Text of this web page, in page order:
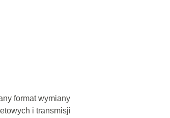
format wymiany
i transmisji